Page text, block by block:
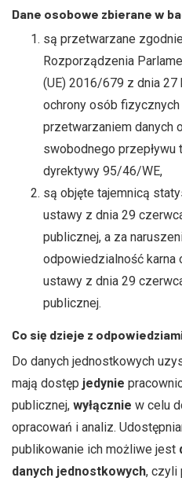
Dane osobowe zbierane w
są przetwarzane
Rozporządzenia
(UE) 2016/679 z dnia
ochrony osób
przetwarzaniem danych
swobodnego przepływu
dyrektywy 95/46/WE,
są objęte tajemnicą
ustawy z dnia 29
publicznej, a za
odpowiedzialność karna
ustawy z dnia 29
publicznej.
Co się dzieje z
Do danych jednostkowych
mają dostęp jedynie
publicznej, wyłącznie w celu
opracowań i analiz.
publikowanie ich możliwe jest
danych jednostkowych, czyli